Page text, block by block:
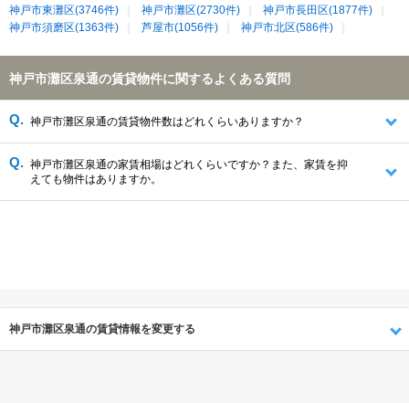
神戸市東灘区(3746件)
神戸市灘区(2730件)
神戸市長田区(1877件)
神戸市須磨区(1363件)
芦屋市(1056件) 神戸市北区(586件)
神戸市灘区泉通の賃貸物件に関するよくある質問
神戸市灘区泉通の賃貸物件数はどれくらいありますか？
神戸市灘区泉通の家賃相場はどれくらいですか？また、家賃を抑
えても物件はありますか。
神戸市灘区泉通の賃貸情報を変更する